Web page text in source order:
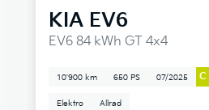
KIA EV6
EV6 84 kWh GT 4x4
10'900 km 650 PS 07/2025 C
Elektro Allrad